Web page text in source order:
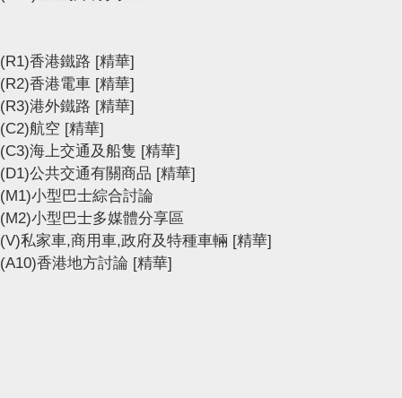
(R1)香港鐵路 [精華]
(R2)香港電車 [精華]
(R3)港外鐵路 [精華]
(C2)航空 [精華]
(C3)海上交通及船隻 [精華]
(D1)公共交通有關商品 [精華]
(M1)小型巴士綜合討論
(M2)小型巴士多媒體分享區
(V)私家車,商用車,政府及特種車輛 [精華]
(A10)香港地方討論 [精華]